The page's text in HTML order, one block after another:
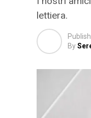
lettiera.
By